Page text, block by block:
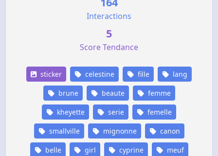
Interactions
5
Score Tendance
sticker celestine fille lang
brune beaute femme
kheyette serie femelle
smallville mignonne canon
belle girl cyprine meuf